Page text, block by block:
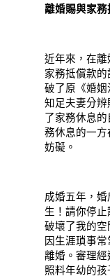
離婚賜與家
近年來，在
家務抵償款
破了原《婚
知足夫妻分
了家務休息
務休息的一
妨礙。
成婚五年，
生！請你停
破壞了我的空
因生涯瑣事
離婚。審理
照料年幼的